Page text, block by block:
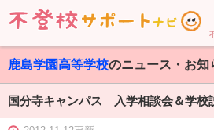
鹿島学園高等学校のニュース・お知
国分寺キャンパス 入学相談会＆学校